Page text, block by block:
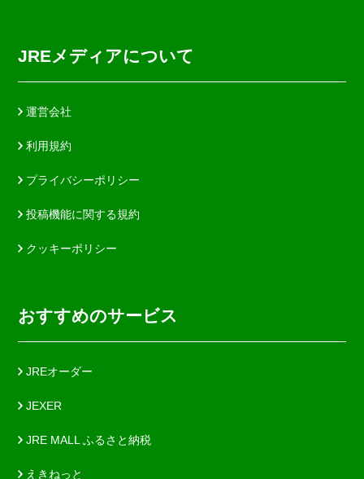
JREメディアについて
運営会社
利用規約
プライバシーポリシー
投稿機能に関する規約
クッキーポリシー
おすすめのサービス
JREオーダー
JEXER
JRE MALL ふるさと納税
えきねっと